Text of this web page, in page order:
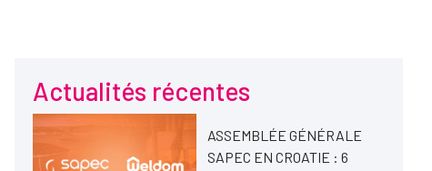
Actualités récentes
ASSEMBLÉE GÉNÉRALE
SAPEC EN CROATIE : 6